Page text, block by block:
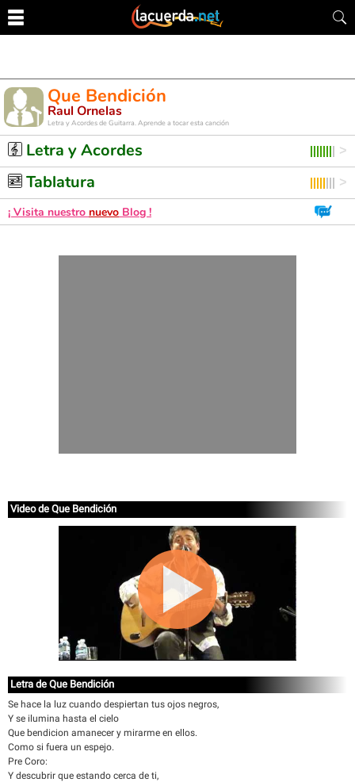
Que Bendición
Raul Ornelas
Letra y Acordes de Guitarra. Aprende a tocar esta canción
Letra y Acordes
Tablatura
¡ Visita nuestro nuevo Blog !
Video de Que Bendición
Letra de Que Bendición
Se hace la luz cuando despiertan tus ojos negros,
Y se ilumina hasta el cielo
Que bendicion amanecer y mirarme en ellos.
Como si fuera un espejo.
Pre Coro:
Y descubrir que estando cerca de ti,